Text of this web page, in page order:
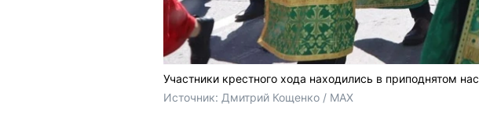
Участники крестного хода находились в приподнятом
Источник: Дмитрий Кощенко / MAX